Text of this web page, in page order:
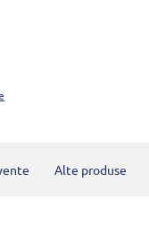
Alte produse